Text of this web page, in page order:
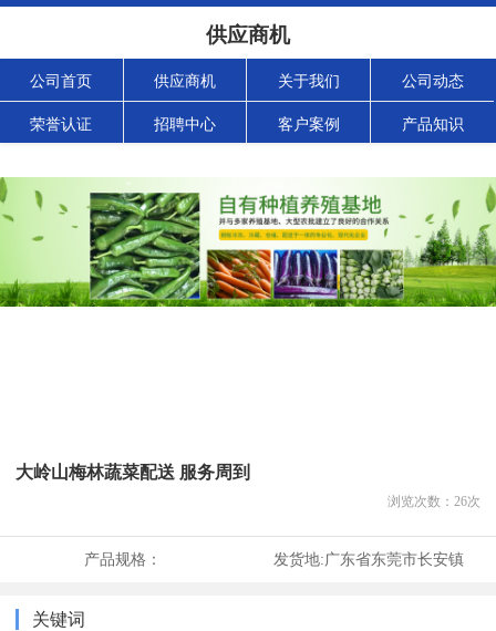
供应商机
公司首页 供应商机 关于我们 公司动态
荣誉认证 招聘中心 客户案例 产品知识
大岭山梅林蔬菜配送 服务周到
浏览次数： 26次
产品规格： 发货地:广东省东莞市长安镇
关键词